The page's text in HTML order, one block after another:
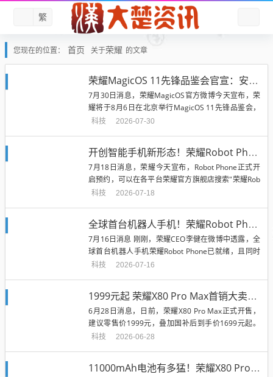
繁
您现在的位置： 首页 关于荣耀 的文章
荣耀MagicOS 11先锋品鉴会官宣：安卓阵营首个液态玻璃OS 丝滑跟手
7月30日消息，荣耀MagicOS官方微博今天宣布，荣
耀将于8月6日在北京举行MagicOS 11先锋品鉴会，
届时将共同...
科技 2026-07-30
开创智能手机新形态！荣耀Robot Phone正式开启预约：8月发布
7月18日消息，荣耀今天宣布，Robot Phone正式开
启预约，可以在各平台荣耀官方旗舰店搜索"荣耀Rob
ot Pho...
科技 2026-07-18
全球首台机器人手机！荣耀Robot Phone两款配色亮相
7月16日消息 刚刚，荣耀CEO李健在微博中透露，全
球首台机器人手机荣耀Robot Phone已就绪，且同时
发布的海报中...
科技 2026-07-16
1999元起 荣耀X80 Pro Max首销大卖：斩获2026年安卓新品首销日销量第一
6月28日消息，日前，荣耀X80 Pro Max正式开售，
建议零售价1999元，叠加国补后到手价1699元起。
根据荣耀P...
科技 2026-06-28
11000mAh电池有多猛！荣耀X80 Pro Max连续直播26小时8分34秒 刷新吉尼斯世界纪录